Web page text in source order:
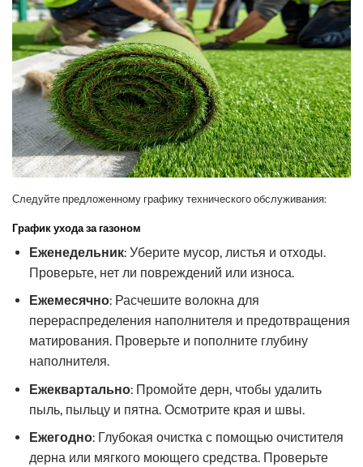
Следуйте предложенному графику технического обслуживания:
График ухода за газоном
Еженедельник: Уберите мусор, листья и отходы.
Проверьте, нет ли повреждений или износа.
Ежемесячно: Расчешите волокна для
перераспределения наполнителя и предотвращения
матирования. Проверьте и пополните глубину
наполнителя.
Ежеквартально: Промойте дерн, чтобы удалить
пыль, пыльцу и пятна. Осмотрите края и швы.
Ежегодно: Глубокая очистка с помощью очистителя
дерна или мягкого моющего средства. Проверьте